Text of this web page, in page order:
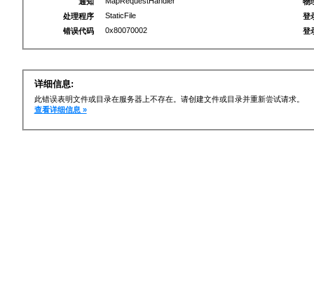
处理程序
StaticFile
错误代码
0x80070002
登
登
详细信息:
此错误表明文件或目录在服务器上不存在。请创建文件或目录并重新尝试请求。
查看详细信息 »